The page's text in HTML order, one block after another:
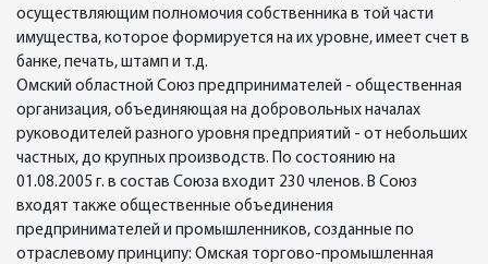
осуществляющим полномочия собственника в той части
имущества, которое формируется на их уровне, имеет счет в
банке, печать, штамп и т.д.
Омский областной Союз предпринимателей - общественная
организация, объединяющая на добровольных началах
руководителей разного уровня предприятий - от небольших
частных, до крупных производств. По состоянию на
01.08.2005 г. в состав Союза входит 230 членов. В Союз
входят также общественные объединения
предпринимателей и промышленников, созданные по
отраслевому принципу: Омская торгово-промышленная